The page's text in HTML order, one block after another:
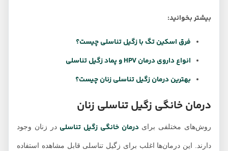
بیشتر بخوانید:
فرق اسکین تگ با زگیل تناسلی چیست؟
انواع داروی درمان HPV و پماد زگیل تناسلی
بهترین درمان زگیل تناسلی زنان چیست؟
درمان خانگی زگیل تناسلی زنان
روش‌های مختلفی برایدرمان خانگی زگیل تناسلیدر زنان وجود
دارند. این درمان‌ها اغلب برای زگیل تناسلی قابل مشاهده استفاده